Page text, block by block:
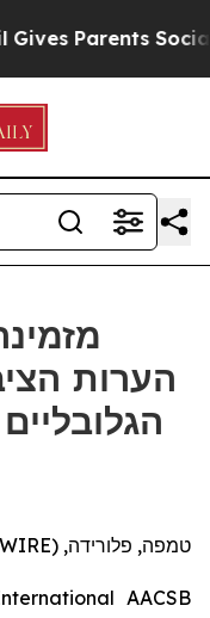
Parents Social
הערות
טמפה, פלורידה, Jan. 10, 2026 (GLOBE NEWSWIRE) --
AACSB